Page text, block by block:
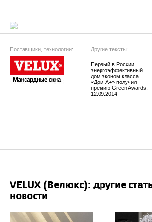
Поставщики, технологии: Другие тексты:
Первый в России
энергоэффективный
дом эконом класса
«Дом А+» получил
премию Green Awards,
12.09.2014
VELUX (Велюкс): другие статьи и
новости